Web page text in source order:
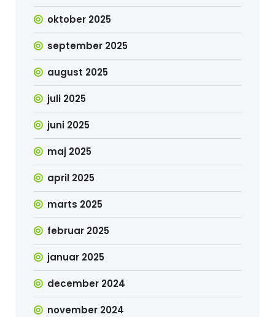
oktober 2025
september 2025
august 2025
juli 2025
juni 2025
maj 2025
april 2025
marts 2025
februar 2025
januar 2025
december 2024
november 2024